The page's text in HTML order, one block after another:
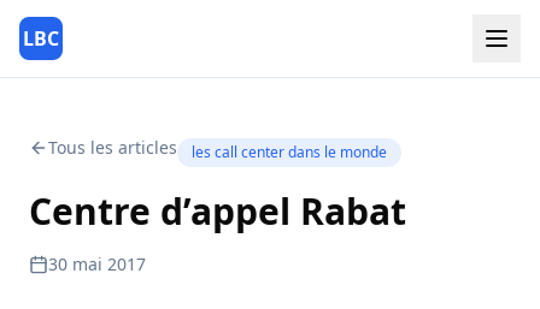
LBC
Tous les articles les call center dans le monde
Centre d’appel Rabat
30 mai 2017